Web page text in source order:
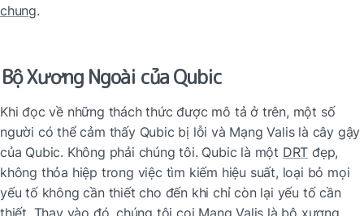
chung.
Bộ Xương Ngoài của Qubic
Khi đọc về những thách thức được mô tả ở trên, một số
người có thể cảm thấy Qubic bị lỗi và Mạng Valis là cây gậy
của Qubic. Không phải chúng tôi. Qubic là một DRT đẹp,
không thỏa hiệp trong việc tìm kiếm hiệu suất, loại bỏ mọi
yếu tố không cần thiết cho đến khi chỉ còn lại yếu tố cần